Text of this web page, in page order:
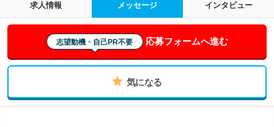
求人情報 メッセージ インタビュー
志望動機・自己PR不要 応募フォームへ進む
気になる